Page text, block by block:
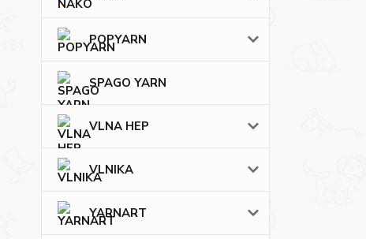
POPYARN
SPAGO YARN
VLNA HEP
VLNIKA
YARNART